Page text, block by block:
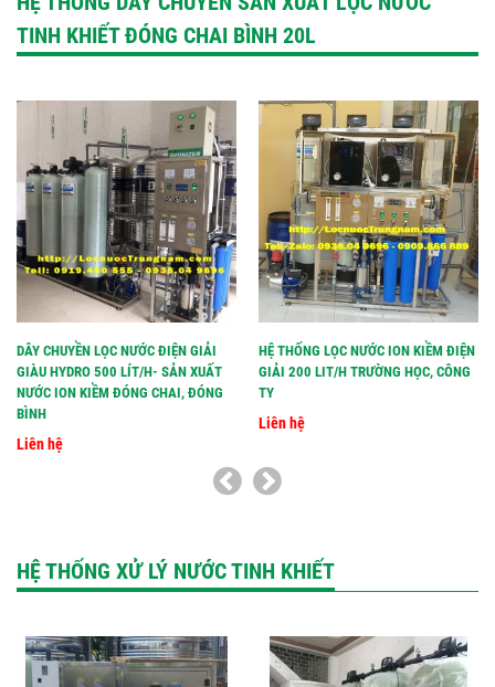
TINH KHIẾT ĐÓNG CHAI BÌNH 20L
DÂY CHUYỀN LỌC NƯỚC ĐIỆN GIẢI
GIÀU HYDRO 500 LÍT/H- SẢN XUẤT
NƯỚC ION KIỀM ĐÓNG CHAI, ĐÓNG
BÌNH
Liên hệ
HỆ THỐNG LỌC NƯỚC ION KIỀM ĐIỆN
GIẢI 200 LIT/H TRƯỜNG HỌC, CÔNG
TY
Liên hệ
HỆ THỐNG XỬ LÝ NƯỚC TINH KHIẾT